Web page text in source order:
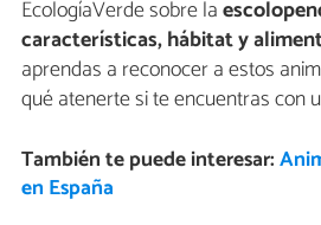
EcologíaVerde sobre la
características, hábitat y
aprendas a reconocer a estos
qué atenerte si te encuentras con
También te puede interesar:
en España